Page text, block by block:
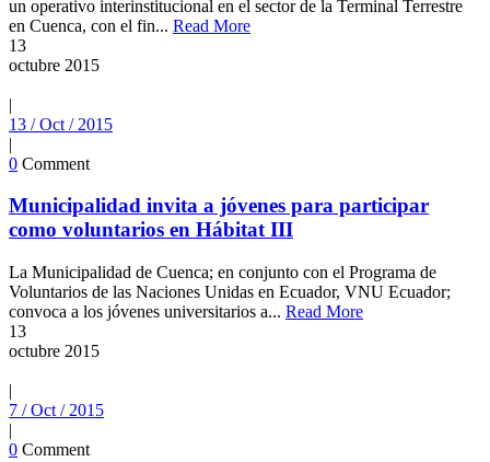
un operativo interinstitucional en el sector de la Terminal Terrestre
en Cuenca, con el fin... Read More
13
octubre 2015
|
13 / Oct / 2015
|
0 Comment
Municipalidad invita a jóvenes para participar
como voluntarios en Hábitat III
La Municipalidad de Cuenca; en conjunto con el Programa de
Voluntarios de las Naciones Unidas en Ecuador, VNU Ecuador;
convoca a los jóvenes universitarios a... Read More
13
octubre 2015
|
7 / Oct / 2015
|
0 Comment